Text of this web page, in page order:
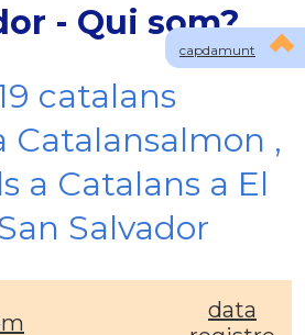
capdamunt
- Qui som?
catalans
Catalansalmon ,
a Catalans a El
Salvador
data